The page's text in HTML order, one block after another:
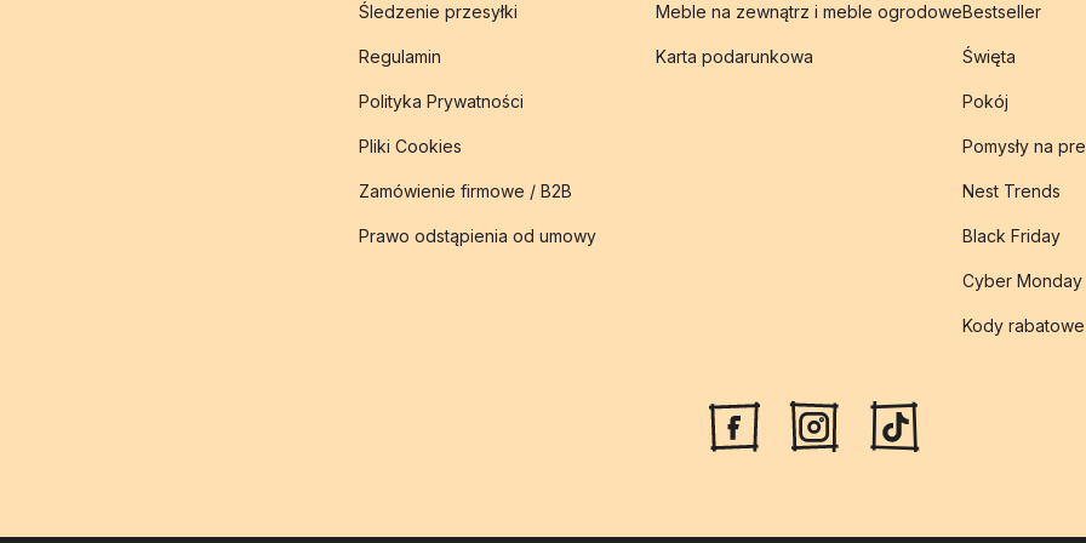
Śledzenie przesyłki
Regulamin
Polityka Prywatności
Pliki Cookies
Zamówienie firmowe / B2B
Prawo odstąpienia od umowy
Meble na zewnątrz i meble ogrodowe
Karta podarunkowa
Bestseller
Święta
Pokój
Pomysły na
Nest Trends
Black Friday
Cyber Monday
Kody rabatowe